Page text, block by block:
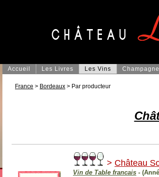
Accueil Les Livres Les Vins Champagne
France > Bordeaux > Par producteur
> Château
Vin de Table francais -